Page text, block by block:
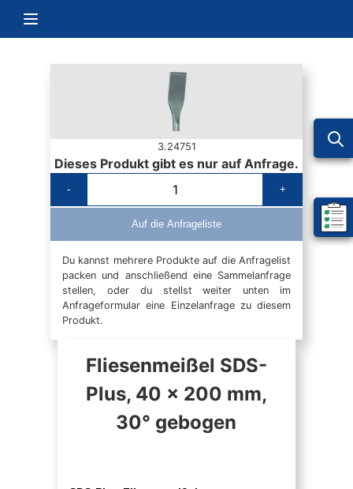
Navigation umschalten
Mein
3.24751
Dieses Produkt gibt es nur auf Anfrage.
- +
Auf die Anfrageliste
Du kannst mehrere Produkte auf die Anfragelist
packen und anschließend eine Sammelanfrage
stellen, oder du stellst weiter unten im
Anfrageformular eine Einzelanfrage zu diesem
Produkt.
Fliesenmeißel SDS-
Plus, 40 x 200 mm,
30° gebogen